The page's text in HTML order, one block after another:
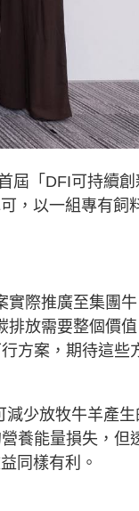
屆「DFI可持續創
，以一組專有飼
實際推廣至集團牛
排放需要整個價值
方案，期待這些
少放牧牛羊產生
養能量損失，但
同樣有利。